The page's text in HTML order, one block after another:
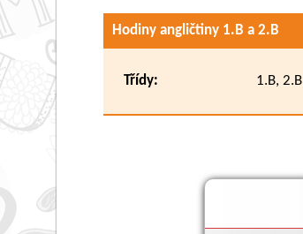
Hodiny angličtiny 1.B a 2.B
Třídy: 1.B, 2.B